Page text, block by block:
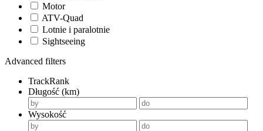
Motor
ATV-Quad
Lotnie i paralotnie
Sightseeing
Advanced filters
TrackRank
Długość (km)
Wysokość